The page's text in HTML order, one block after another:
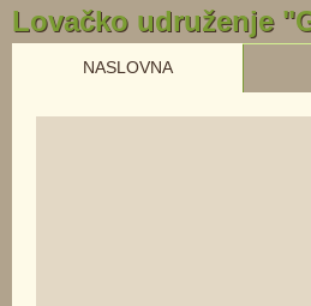
Lovačko udruženje
NASLOVNA